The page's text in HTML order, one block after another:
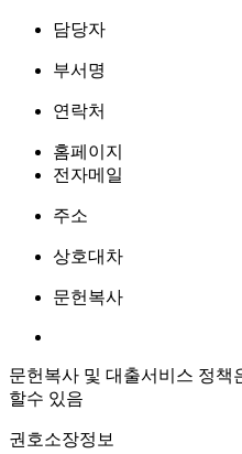
담당자
부서명
연락처
홈페이지
전자메일
주소
상호대차
문헌복사
문헌복사 및 대출서비스 정책
할수 있음
권호소장정보